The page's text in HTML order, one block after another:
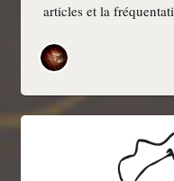
articles et la